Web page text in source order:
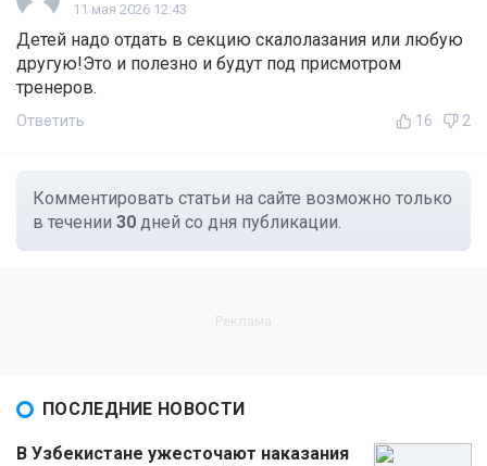
11 мая 2026 12:43
Детей надо отдать в секцию скалолазания или любую
другую!Это и полезно и будут под присмотром
тренеров.
Ответить 16 2
Комментировать статьи на сайте возможно только
в течении 30 дней со дня публикации.
ПОСЛЕДНИЕ НОВОСТИ
В Узбекистане ужесточают наказания